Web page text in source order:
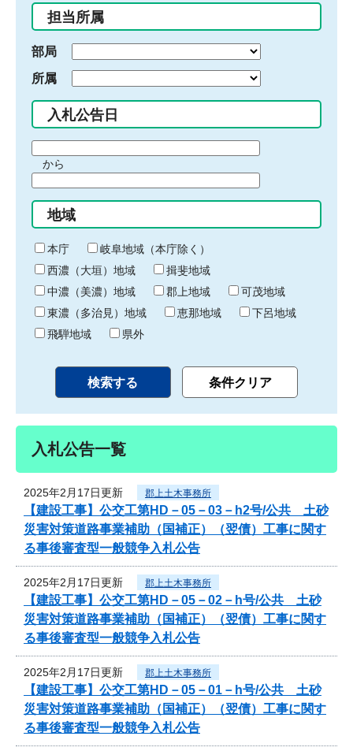
入
力
担当所属
部局
所属
入札公告日
間
始
り
から
間
終
わ
り
地域
本庁
岐阜地域（本庁除く）
西濃（大垣）地域
揖斐地域
中濃（美濃）地域
郡上地域
可茂地域
東濃（多治見）地域
恵那地域
下呂地域
飛騨地域
県外
入札公告一覧
2025年2月17日更新 郡上土木事務所
【建設工事】公交工第HD－05－03－h2号/公共 土砂
災害対策道路事業補助（国補正）（翌債）工事に関す
る事後審査型一般競争入札公告
2025年2月17日更新 郡上土木事務所
【建設工事】公交工第HD－05－02－h号/公共 土砂
災害対策道路事業補助（国補正）（翌債）工事に関す
る事後審査型一般競争入札公告
2025年2月17日更新 郡上土木事務所
【建設工事】公交工第HD－05－01－h号/公共 土砂
災害対策道路事業補助（国補正）（翌債）工事に関す
る事後審査型一般競争入札公告